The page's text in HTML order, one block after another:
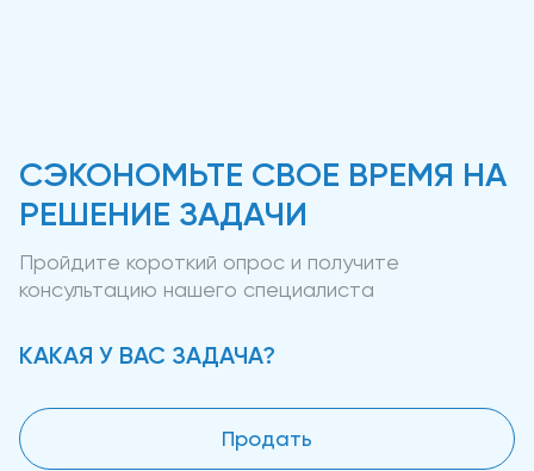
СЭКОНОМЬТЕ СВОЕ ВРЕМЯ НА
РЕШЕНИЕ ЗАДАЧИ
Пройдите короткий опрос и получите
консультацию нашего специалиста
КАКАЯ У ВАС ЗАДАЧА?
Продать